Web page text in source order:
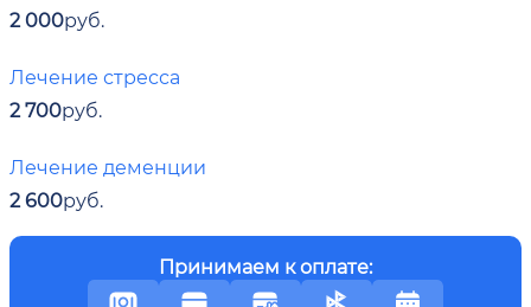
2 000руб.
Лечение стресса
2 700руб.
Лечение деменции
2 600руб.
Принимаем к оплате: